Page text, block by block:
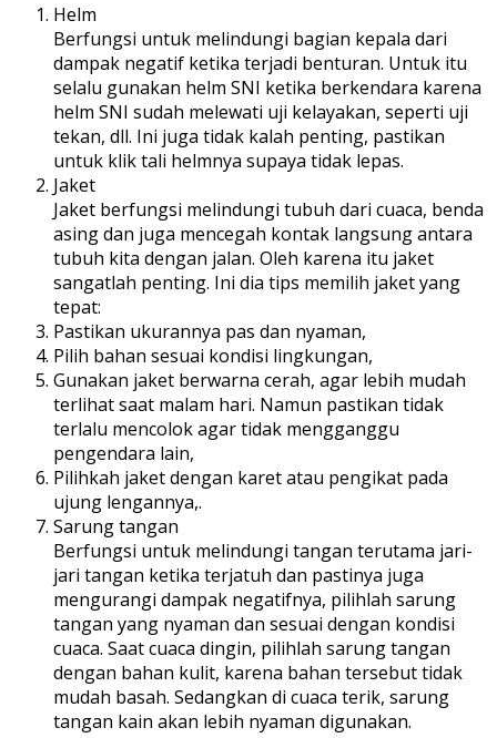
Helm
Berfungsi untuk melindungi bagian kepala dari
dampak negatif ketika terjadi benturan. Untuk itu
selalu gunakan helm SNI ketika berkendara karena
helm SNI sudah melewati uji kelayakan, seperti uji
tekan, dll. Ini juga tidak kalah penting, pastikan
untuk klik tali helmnya supaya tidak lepas.
Jaket
Jaket berfungsi melindungi tubuh dari cuaca, benda
asing dan juga mencegah kontak langsung antara
tubuh kita dengan jalan. Oleh karena itu jaket
sangatlah penting. Ini dia tips memilih jaket yang
tepat:
Pastikan ukurannya pas dan nyaman,
Pilih bahan sesuai kondisi lingkungan,
Gunakan jaket berwarna cerah, agar lebih mudah
terlihat saat malam hari. Namun pastikan tidak
terlalu mencolok agar tidak mengganggu
pengendara lain,
Pilihkah jaket dengan karet atau pengikat pada
ujung lengannya,.
Sarung tangan
Berfungsi untuk melindungi tangan terutama jari-
jari tangan ketika terjatuh dan pastinya juga
mengurangi dampak negatifnya, pilihlah sarung
tangan yang nyaman dan sesuai dengan kondisi
cuaca. Saat cuaca dingin, pilihlah sarung tangan
dengan bahan kulit, karena bahan tersebut tidak
mudah basah. Sedangkan di cuaca terik, sarung
tangan kain akan lebih nyaman digunakan.